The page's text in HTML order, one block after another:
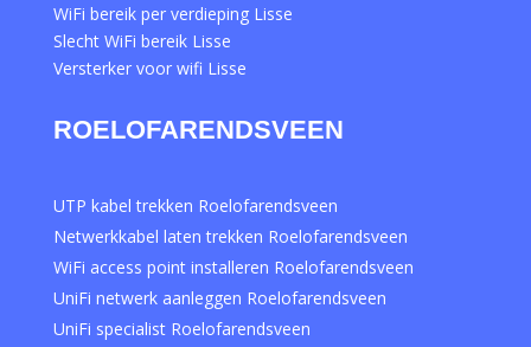
WiFi bereik per verdieping Lisse
Slecht WiFi bereik Lisse
Versterker voor wifi Lisse
ROELOFARENDSVEEN
UTP kabel trekken Roelofarendsveen
Netwerkkabel laten trekken Roelofarendsveen
WiFi access point installeren Roelofarendsveen
UniFi netwerk aanleggen Roelofarendsveen
UniFi specialist Roelofarendsveen